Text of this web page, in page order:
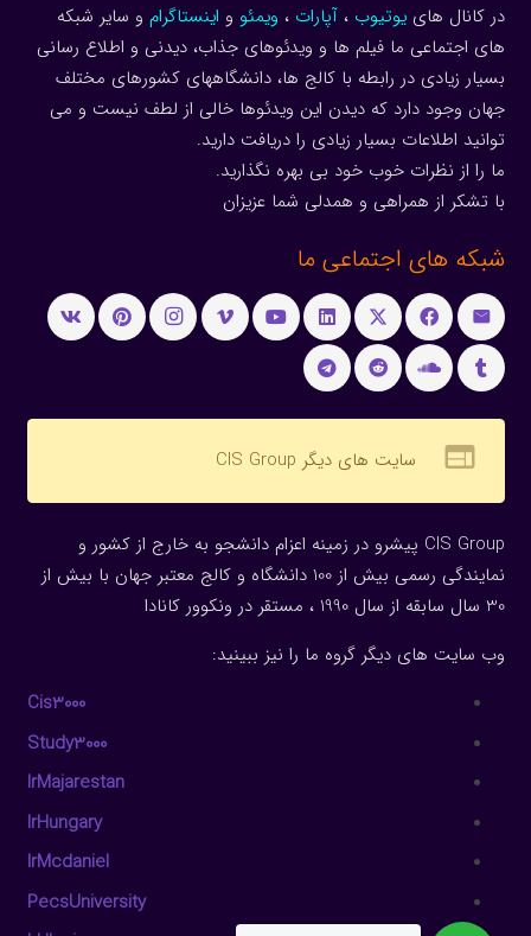
در کانال هاییوتیوب ، آپارات ، ویمئو و اینستاگرام و سایر شبکه
های اجتماعی ما فیلم ها و ویدئوهای جذاب، دیدنی و اطلاع رسانی
بسیار زیادی در رابطه با کالج ها، دانشگاههای کشورهای مختلف
جهان وجود دارد که دیدن این ویدئوها خالی از لطف نیست و می
توانید اطلاعات بسیار زیادی را دریافت دارید.
ما را از نظرات خوب خود بی بهره نگذارید.
با تشکر از همراهی و همدلی شما عزیزان
شبکه های اجتماعی ما
web سایت های دیگر CIS Group
CIS Group پیشرو در زمینه اعزام دانشجو به خارج از کشور و
نمایندگی رسمی بیش از 100 دانشگاه و کالج معتبر جهان با بیش از
30 سال سابقه از سال 1990 ، مستقر در ونکوور کانادا
وب سایت های دیگر گروه ما را نیز ببینید:
Cis3000
Study3000
IrMajarestan
IrHungary
IrMcdaniel
PecsUniversity